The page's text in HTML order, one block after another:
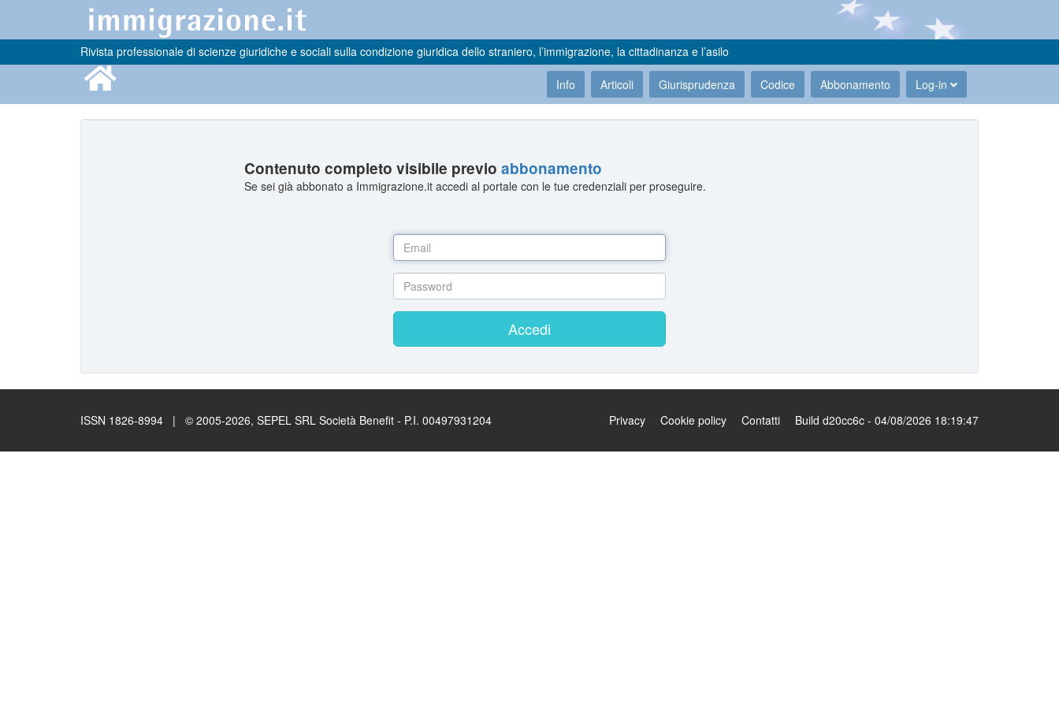
Rivista professionale di scienze giuridiche e sociali sulla condizione giuridica dello straniero, l’immigrazione, la cittadinanza e l’asilo
Info Articoli Giurisprudenza Codice Abbonamento Log-in
Contenuto completo visibile previoabbonamento
Se sei già abbonato a Immigrazione.it accedi al portale con le tue credenziali per proseguire.
Accedi
ISSN 1826-8994 | © 2005-2026, SEPEL SRL Società Benefit - P.I. 00497931204 Privacy Cookie policy Contatti Build d20cc6c - 04/08/2026 18:19:47